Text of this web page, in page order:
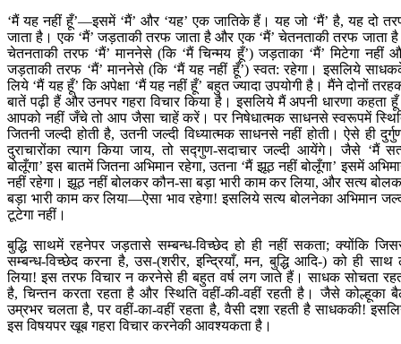
‘मैं यह नहीं हूँ’—इसमें ‘मैं’ और ‘यह’ एक जातिके हैं। यह जो ‘मैं’ है, यह दो
जाता है। एक ‘मैं’ जड़ताकी तरफ जाता है और एक ‘मैं’ चेतनताकी तरफ जाता
चेतनताकी तरफ ‘मैं’ माननेसे (कि ‘मैं चिन्मय हूँ’) जड़ताका ‘मैं’ मिटेगा नहीं
जड़ताकी तरफ ‘मैं’ माननेसे (कि ‘मैं यह नहीं हूँ’) स्वत: रहेगा। इसलिये
लिये ‘मैं यह हूँ’ कि अपेक्षा ‘मैं यह नहीं हूँ’ बहुत ज्यादा उपयोगी है। मैंने दोनों
बातें पढ़ी हैं और उनपर गहरा विचार किया है। इसलिये मैं अपनी धारणा कहता
आपको नहीं जँचे तो आप जैसा चाहें करें। पर निषेधात्मक साधनसे स्वरूपमें
जितनी जल्दी होती है, उतनी जल्दी विध्यात्मक साधनसे नहीं होती। ऐसे ही
दुराचारोंका त्याग किया जाय, तो सद्गुण-सदाचार जल्दी आयेंगे। जैसे ‘मैं
बोलूँगा’ इस बातमें जितना अभिमान रहेगा, उतना ‘मैं झूठ नहीं बोलूँगा’ इसमें
नहीं रहेगा। झूठ नहीं बोलकर कौन-सा बड़ा भारी काम कर लिया, और सत्य
बड़ा भारी काम कर लिया—ऐसा भाव रहेगा! इसलिये सत्य बोलनेका अभिमान
टूटेगा नहीं।
बुद्धि साथमें रहनेपर जड़तासे सम्बन्ध-विच्छेद हो ही नहीं सकता; क्योंकि
सम्बन्ध-विच्छेद करना है, उस-(शरीर, इन्द्रियाँ, मन, बुद्धि आदि-) को ही साथ
लिया! इस तरफ विचार न करनेसे ही बहुत वर्ष लग जाते हैं। साधक सोचता
है, चिन्तन करता रहता है और स्थिति वहीं-की-वहीं रहती है। जैसे कोल्हूका
उम्रभर चलता है, पर वहीं-का-वहीं रहता है, वैसी दशा रहती है साधककी!
इस विषयपर खूब गहरा विचार करनेकी आवश्यकता है।